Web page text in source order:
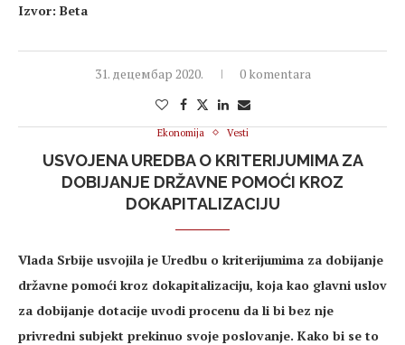
Izvor: Beta
31. децембар 2020. 0 komentara
Ekonomija Vesti
USVOJENA UREDBA O KRITERIJUMIMA ZA
DOBIJANJE DRŽAVNE POMOĆI KROZ
DOKAPITALIZACIJU
Vlada Srbije usvojila je Uredbu o kriterijumima za dobijanje
državne pomoći kroz dokapitalizaciju, koja kao glavni uslov
za dobijanje dotacije uvodi procenu da li bi bez nje
privredni subjekt prekinuo svoje poslovanje. Kako bi se to